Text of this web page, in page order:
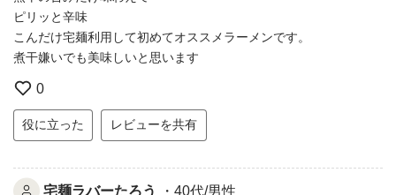
ピリッと辛味
こんだけ宅麺利用して初めてオススメラーメンです。
煮干嫌いでも美味しいと思います
0
役に立った レビューを共有
宅麺ラバーたろう ・40代/男性